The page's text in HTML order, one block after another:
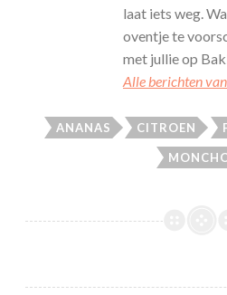
laat iets weg.
oventje te
met jullie op
Alle berichten
ANANAS CITROEN